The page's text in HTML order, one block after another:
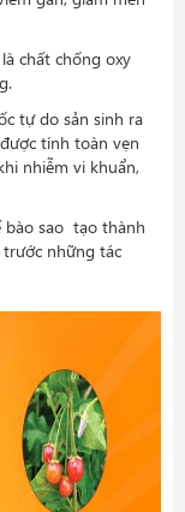
chất chống oxy
tự do sản sinh ra
tính toàn vẹn
nhiễm vi khuẩn,
bào sao tạo thành
những tác